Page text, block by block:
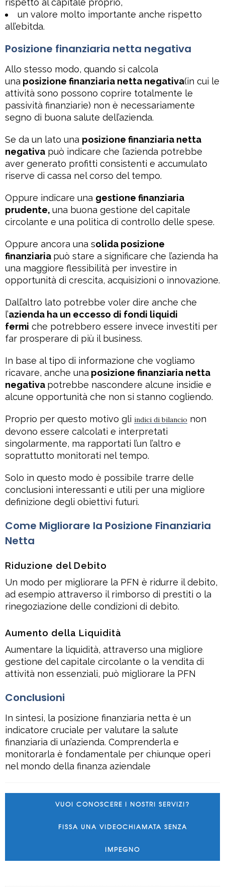
un valore molto importante anche rispetto
all’ebitda.
Posizione finanziaria netta negativa
Allo stesso modo, quando si calcola
una posizione finanziaria netta negativa(in cui le
attività sono possono coprire totalmente le
passività finanziarie) non è necessariamente
segno di buona salute dell’azienda.
Se da un lato una posizione finanziaria netta
negativa può indicare che l’azienda potrebbe
aver generato profitti consistenti e accumulato
riserve di cassa nel corso del tempo.
Oppure indicare una gestione finanziaria
prudente, una buona gestione del capitale
circolante e una politica di controllo delle spese.
Oppure ancora una solida posizione
finanziaria può stare a significare che l’azienda ha
una maggiore flessibilità per investire in
opportunità di crescita, acquisizioni o innovazione.
Dall’altro lato potrebbe voler dire anche che
l’azienda ha un eccesso di fondi liquidi
fermi che potrebbero essere invece investiti per
far prosperare di più il business.
In base al tipo di informazione che vogliamo
ricavare, anche una posizione finanziaria netta
negativa potrebbe nascondere alcune insidie e
alcune opportunità che non si stanno cogliendo.
Proprio per questo motivo gli indici di bilancio non
devono essere calcolati e interpretati
singolarmente, ma rapportati l’un l’altro e
soprattutto monitorati nel tempo.
Solo in questo modo è possibile trarre delle
conclusioni interessanti e utili per una migliore
definizione degli obiettivi futuri.
Come Migliorare la Posizione Finanziaria
Netta
Riduzione del Debito
Un modo per migliorare la PFN è ridurre il debito,
ad esempio attraverso il rimborso di prestiti o la
rinegoziazione delle condizioni di debito.
Aumento della Liquidità
Aumentare la liquidità, attraverso una migliore
gestione del capitale circolante o la vendita di
attività non essenziali, può migliorare la PFN
Conclusioni
In sintesi, la posizione finanziaria netta è un
indicatore cruciale per valutare la salute
finanziaria di un’azienda. Comprenderla e
monitorarla è fondamentale per chiunque operi
nel mondo della finanza aziendale
VUOI CONOSCERE I NOSTRI SERVIZI?
FISSA UNA VIDEOCHIAMATA SENZA
IMPEGNO